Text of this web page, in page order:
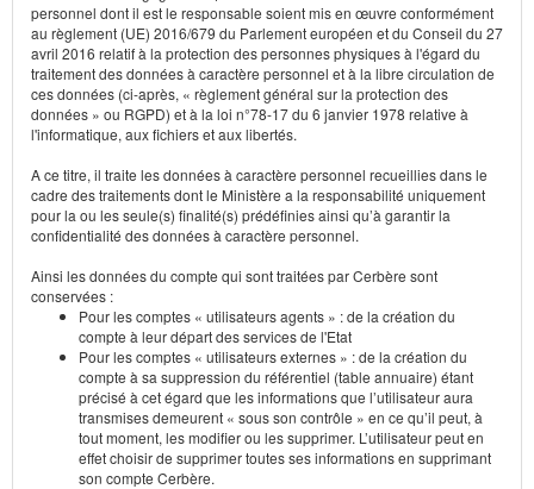
personnel dont il est le responsable soient mis en œuvre conformément
au règlement (UE) 2016/679 du Parlement européen et du Conseil du 27
avril 2016 relatif à la protection des personnes physiques à l'égard du
traitement des données à caractère personnel et à la libre circulation de
ces données (ci-après, « règlement général sur la protection des
données » ou RGPD) et à la loi n°78-17 du 6 janvier 1978 relative à
l'informatique, aux fichiers et aux libertés.
A ce titre, il traite les données à caractère personnel recueillies dans le
cadre des traitements dont le Ministère a la responsabilité uniquement
pour la ou les seule(s) finalité(s) prédéfinies ainsi qu’à garantir la
confidentialité des données à caractère personnel.
Ainsi les données du compte qui sont traitées par Cerbère sont
conservées :
Pour les comptes « utilisateurs agents » : de la création du
compte à leur départ des services de l'Etat
Pour les comptes « utilisateurs externes » : de la création du
compte à sa suppression du référentiel (table annuaire) étant
précisé à cet égard que les informations que l’utilisateur aura
transmises demeurent « sous son contrôle » en ce qu’il peut, à
tout moment, les modifier ou les supprimer. L’utilisateur peut en
effet choisir de supprimer toutes ses informations en supprimant
son compte Cerbère.